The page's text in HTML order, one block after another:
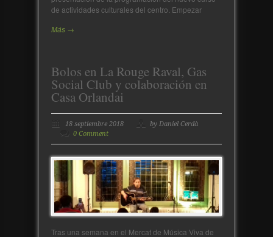
de actividades culturales del centro. Empezar
Más →
Bolos en La Rouge Raval, Gas
Social Club y colaboración en
Casa Orlandai
18 septiembre 2018
by Daniel Cerdà
0 Comment
Tras una semana en el Mercat de Música Viva de